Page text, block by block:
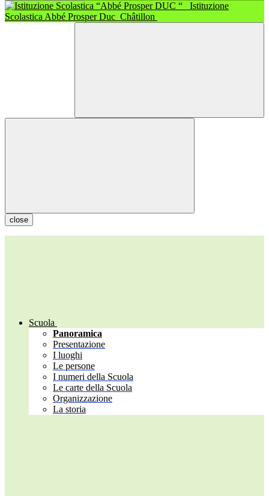
Istituzione
Scolastica Abbé Prosper Duc Châtillon
close
Scuola
Panoramica
Presentazione
I luoghi
Le persone
I numeri della Scuola
Le carte della Scuola
Organizzazione
La storia